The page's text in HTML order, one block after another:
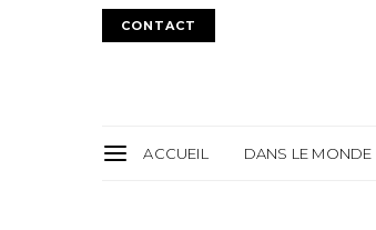
CONTACT
ACCUEIL DANS LE MONDE